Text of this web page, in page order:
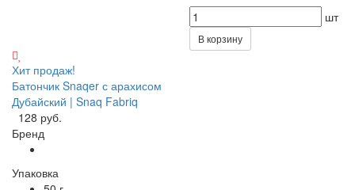
шт
В корзину
Хит продаж!
Батончик Snaqer с арахисом
Дубайский | Snaq Fabriq
128 руб.
Бренд
Упаковка